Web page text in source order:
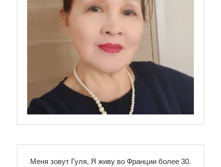
Меня зовут Гуля, Я живу во Франции более 30.